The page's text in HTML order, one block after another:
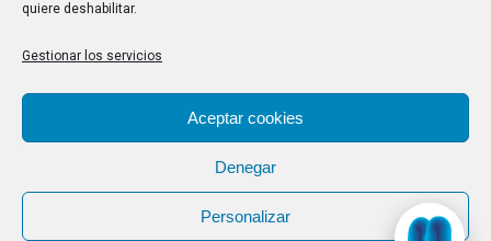
quiere deshabilitar.
Gestionar los servicios
Aceptar cookies
Denegar
Personalizar
en el Polígono de Sabón en Arteixo, A Coruña. Dentro
de nuestras actividades de…